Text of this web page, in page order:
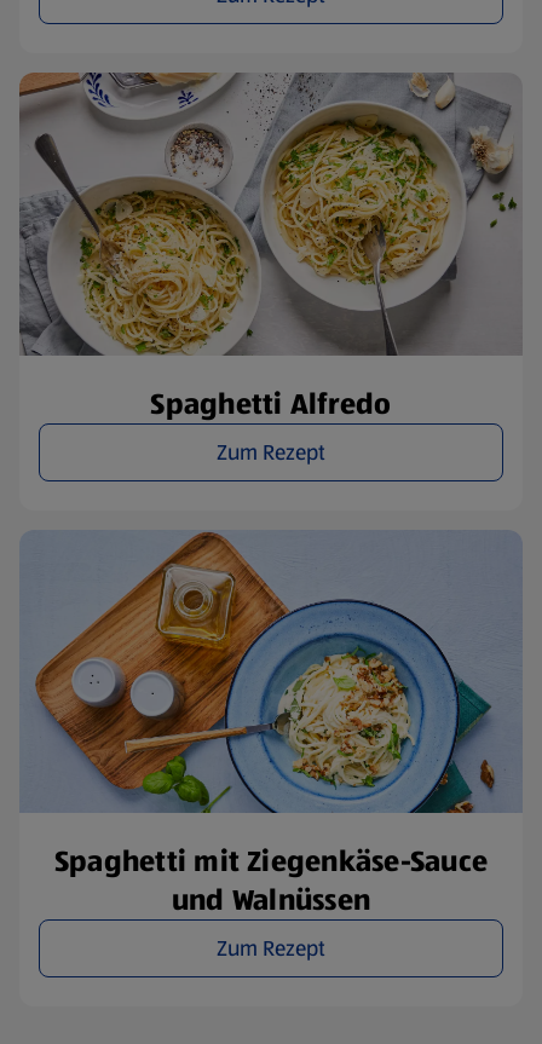
Spaghetti Alfredo
Zum Rezept
Spaghetti mit Ziegenkäse-Sauce
und Walnüssen
Zum Rezept